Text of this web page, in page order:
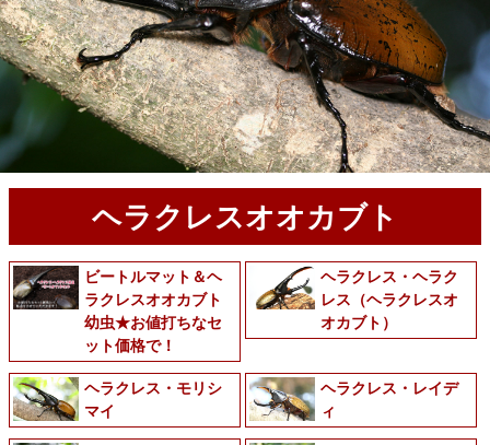
ヘラクレスオオカブト
ビートルマット＆ヘ
ラクレスオオカブト
幼虫★お値打ちなセ
ット価格で！
ヘラクレス・ヘラク
レス（ヘラクレスオ
オカブト）
ヘラクレス・モリシ
マイ
ヘラクレス・レイデ
ィ